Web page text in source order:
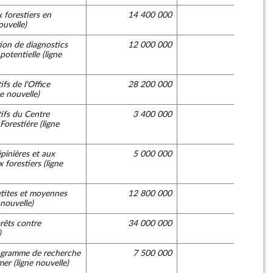
forestiers en
14 400 000
de diagnostics
(ligne
12 000 000
de l'Office
nouvelle)
28 200 000
du Centre
(ligne
3 400 000
et aux
forestiers (ligne
5 000 000
et moyennes
12 800 000
contre
34 000 000
de recherche
(ligne nouvelle)
7 500 000